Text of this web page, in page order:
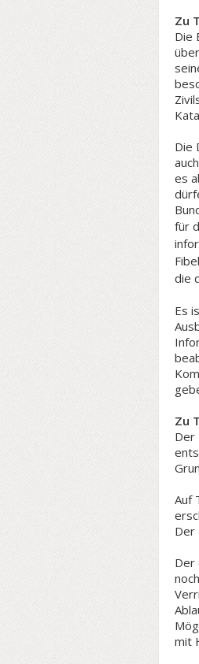
Zu
Die
Die
es
für
die
Es
Zu
Der
Auf
Der
Der
mit